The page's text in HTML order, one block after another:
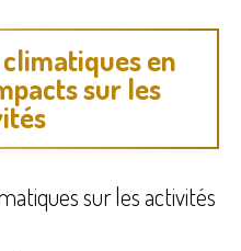
en
sur les
sur les activités